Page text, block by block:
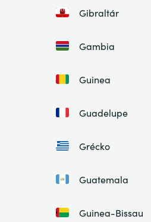
Gibraltár
Gambia
Guinea
Guadelupe
Grécko
Guatemala
Guinea-Bissau